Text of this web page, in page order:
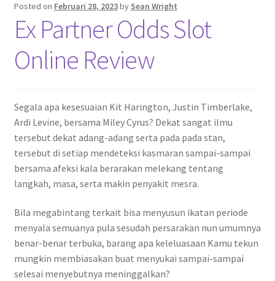
Posted on Februari 28, 2023by Sean Wright
Ex Partner Odds Slot
Online Review
Segala apa kesesuaian Kit Harington, Justin Timberlake,
Ardi Levine, bersama Miley Cyrus? Dekat sangat ilmu
tersebut dekat adang-adang serta pada pada stan,
tersebut di setiap mendeteksi kasmaran sampai-sampai
bersama afeksi kala berarakan melekang tentang
langkah, masa, serta makin penyakit mesra.
Bila megabintang terkait bisa menyusun ikatan periode
menyala semuanya pula sesudah persarakan nun umumnya
benar-benar terbuka, barang apa keleluasaan Kamu tekun
mungkin membiasakan buat menyukai sampai-sampai
selesai menyebutnya meninggalkan?